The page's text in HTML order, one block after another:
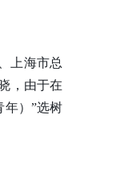
上海市总
，由于在
） ”选树